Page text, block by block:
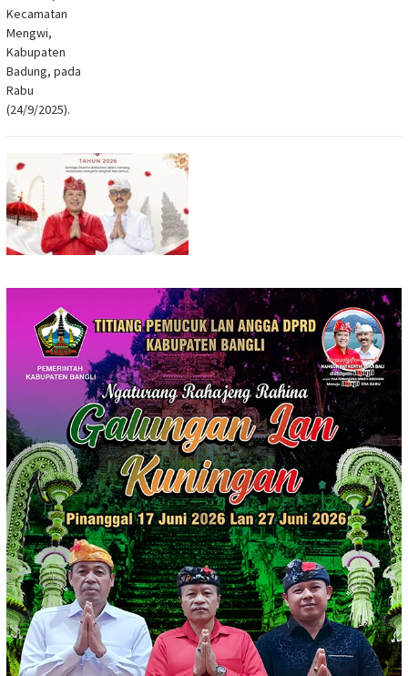
Kecamatan
Mengwi,
Kabupaten
Badung, pada
Rabu
(24/9/2025).